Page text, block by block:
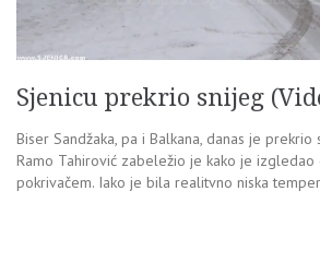
Sjenicu prekrio snijeg
Biser Sandžaka, pa i Balkana, danas je prekrio
Ramo Tahirović zabeležio je kako je izgledao
pokrivačem. Iako je bila realitvno niska